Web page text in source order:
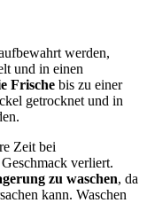
werden,
und in einen
Frische bis zu einer
getrocknet und in
Zeit bei
verliert.
zu waschen, da
kann. Waschen